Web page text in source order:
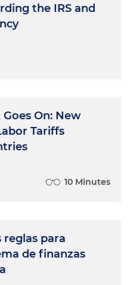
the IRS and
On: New
Tariffs
10 Minutes
reglas para
de finanzas